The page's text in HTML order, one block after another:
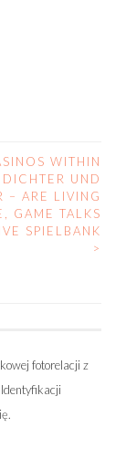
WITHIN
UND
– ARE LIVING
GAME TALKS
SPIELBANK
>
fotorelacji z